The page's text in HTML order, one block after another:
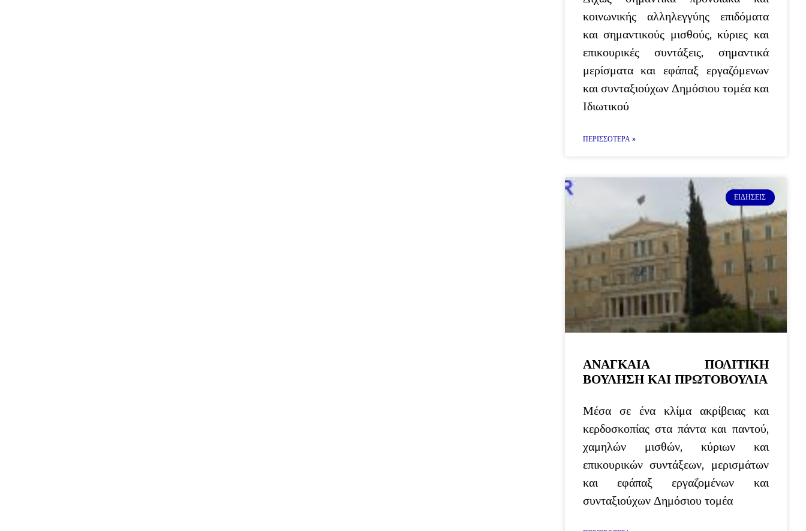
κοινωνικής αλληλεγγύης επιδόματα
και σημαντικούς μισθούς, κύριες και
επικουρικές συντάξεις, σημαντικά
μερίσματα και εφάπαξ εργαζόμενων
και συνταξιούχων Δημόσιου τομέα και
Ιδιωτικού
ΠΕΡΙΣΣΌΤΕΡΑ »
ΕΙΔΉΣΕΙΣ
ΑΝΑΓΚΑΙΑ ΠΟΛΙΤΙΚΗ
ΒΟΥΛΗΣΗ ΚΑΙ ΠΡΩΤΟΒΟΥΛΙΑ
Μέσα σε ένα κλίμα ακρίβειας και
κερδοσκοπίας στα πάντα και παντού,
χαμηλών μισθών, κύριων και
επικουρικών συντάξεων, μερισμάτων
και εφάπαξ εργαζομένων και
συνταξιούχων Δημόσιου τομέα